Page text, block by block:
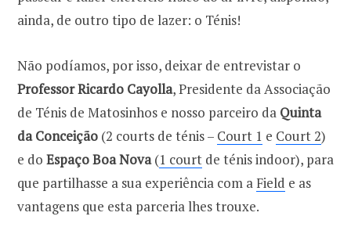
ainda, de outro tipo de lazer: o Ténis!
Não podíamos, por isso, deixar de entrevistar o
Professor Ricardo Cayolla, Presidente da Associação
de Ténis de Matosinhos e nosso parceiro da Quinta
da Conceição (2 courts de ténis – Court 1 e Court 2)
e do Espaço Boa Nova(1 court de ténis indoor), para
que partilhasse a sua experiência com a Field e as
vantagens que esta parceria lhes trouxe.